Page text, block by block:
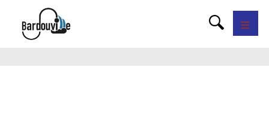
Panneau de gestion des cookies